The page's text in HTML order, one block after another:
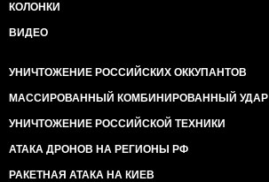
КОЛОНКИ
ВИДЕО
УНИЧТОЖЕНИЕ РОССИЙСКИХ ОККУПАНТОВ
МАССИРОВАННЫЙ КОМБИНИРОВАННЫЙ УДАР
УНИЧТОЖЕНИЕ РОССИЙСКОЙ ТЕХНИКИ
АТАКА ДРОНОВ НА РЕГИОНЫ РФ
РАКЕТНАЯ АТАКА НА КИЕВ